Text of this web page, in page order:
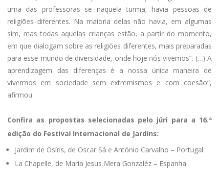
uma das professoras se naquela turma, havia pessoas de
religiões diferentes. Na maioria delas não havia, em algumas
sim, mas todas aquelas crianças estão, a partir do momento,
em que dialogam sobre as religiões diferentes, mais preparadas
para esse mundo de diversidade, onde hoje nós vivemos”. (…) A
aprendizagem das diferenças é a nossa única maneira de
vivermos em sociedade sem extremismos e com coesão”,
afirmou.
Confira as propostas selecionadas pelo júri para a 16.ª
edição do Festival Internacional de Jardins:
Jardim de Osíris, de Oscar Sá e António Carvalho – Portugal
La Chapelle, de Maria Jesus Mera Gonzaléz – Espanha